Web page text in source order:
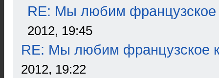
RE: Мы любим французское
2012, 19:45
RE: Мы любим французское
2012, 19:22